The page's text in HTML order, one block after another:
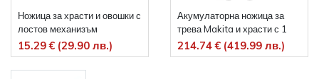
Ножица за храсти и овошки с
лостов механизъм
15.29 € (29.90 лв.)
Акумулаторна ножица за
трева Makita и храсти с 1
батерия и зарядно, 12 V, 2
Ah, 160 мм, UM600DSAP
214.74 € (419.99 лв.)